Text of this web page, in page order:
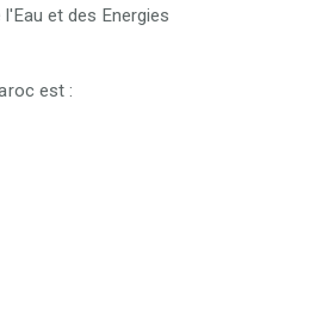
et des Energies
est :